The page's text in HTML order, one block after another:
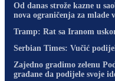
Od danas strože kazne u
nova ograničenja za mlade
Tramp: Rat sa Iranom
Serbian Times: Vučić
Zajedno gradimo zelenu
građane da podijele svoje